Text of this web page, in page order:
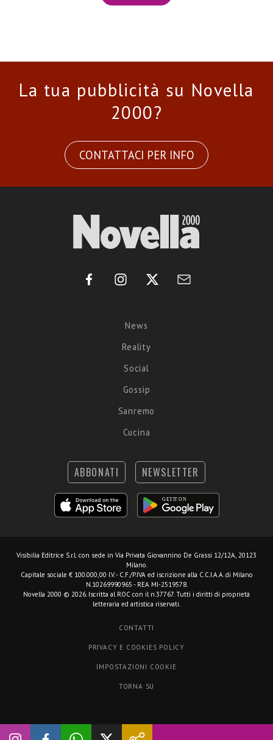
La tua pubblicità su Novella
2000?
CONTATTACI PER INFO
News
Reality
Social
Gossip
Sanremo
Cucina
ABBONATI NEWSLETTER
Visibilia Editrice S.r.l. con sede in Via Privata Giovannino De Grassi 12/12A, 20123
Milano.
Capitale sociale € 100.000,00 I.V. - C.F./P.IVA ed iscrizione alla C.C.I.A.A. di Milano
N.10269990965 - REA MI-2519578.
Novella 2000 © 2026. Iscritta al ROC con il n.37767. Tutti i diritti di proprietà
letteraria ed artistica riservati.
CONTATTI
PRIVACY E COOKIES POLICY
IMPOSTAZIONI COOKIE
TORNA SU